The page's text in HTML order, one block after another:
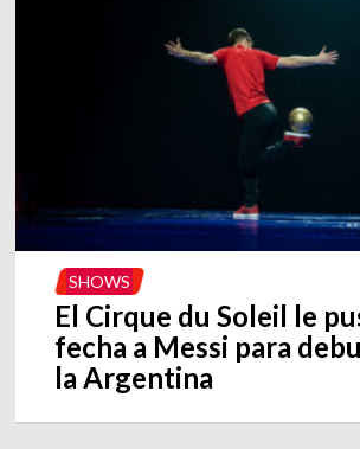
SHOWS
El Cirque du Soleil le
fecha a Messi para
la Argentina